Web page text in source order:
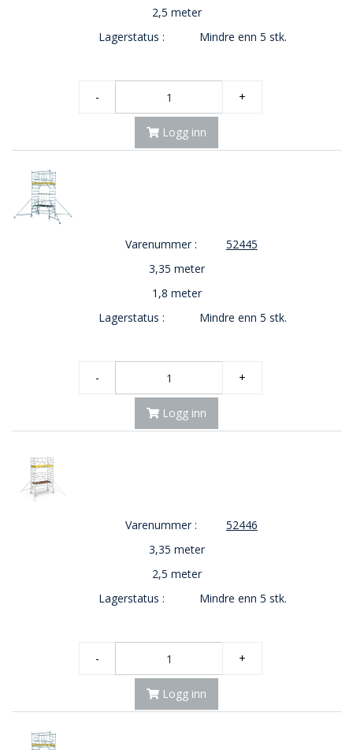
2,5 meter
Lagerstatus :
Mindre enn 5 stk.
- +
Logg inn
Varenummer :
52445
3,35 meter
1,8 meter
Lagerstatus :
Mindre enn 5 stk.
- +
Logg inn
Varenummer :
52446
3,35 meter
2,5 meter
Lagerstatus :
Mindre enn 5 stk.
- +
Logg inn